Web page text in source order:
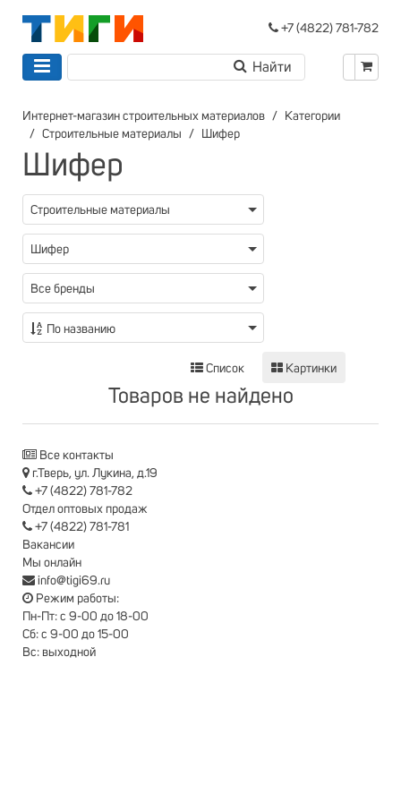
+7 (4822) 781-782
Интернет-магазин строительных материалов
Категории
Строительные материалы
Шифер
Шифер
Строительные материалы
Шифер
Все бренды
По названию
Список Картинки
Товаров не найдено
Все контакты
г.Тверь, ул. Лукина, д.19
+7 (4822) 781-782
Отдел оптовых продаж
+7 (4822) 781-781
Вакансии
Мы онлайн
info@tigi69.ru
Режим работы:
Пн-Пт: с 9-00 до 18-00
Сб: с 9-00 до 15-00
Вс: выходной